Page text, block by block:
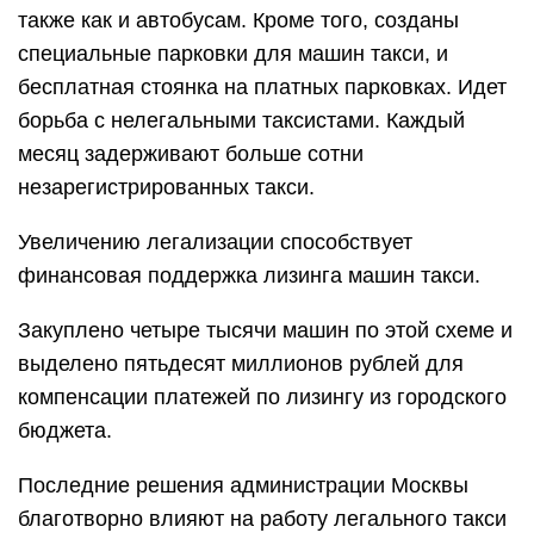
также как и автобусам. Кроме того, созданы
специальные парковки для машин такси, и
бесплатная стоянка на платных парковках. Идет
борьба с нелегальными таксистами. Каждый
месяц задерживают больше сотни
незарегистрированных такси.
Увеличению легализации способствует
финансовая поддержка лизинга машин такси.
Закуплено четыре тысячи машин по этой схеме и
выделено пятьдесят миллионов рублей для
компенсации платежей по лизингу из городского
бюджета.
Последние решения администрации Москвы
благотворно влияют на работу легального такси